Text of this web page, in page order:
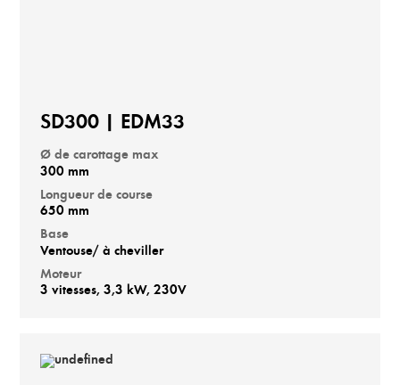
SD300 | EDM33
Ø de carottage max
300 mm
Longueur de course
650 mm
Base
Ventouse/ à cheviller
Moteur
3 vitesses, 3,3 kW, 230V